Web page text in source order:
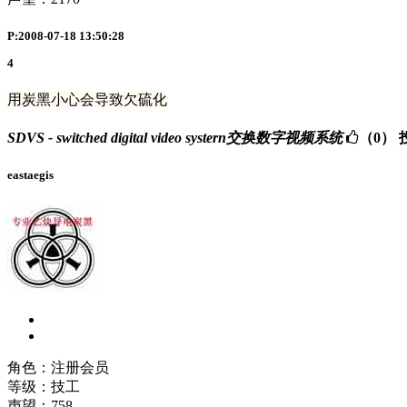
P:2008-07-18 13:50:28
4
用炭黑小心会导致欠硫化
SDVS - switched digital video systern交换数字视频系统 （0）
eastaegis
角色：注册会员
等级：技工